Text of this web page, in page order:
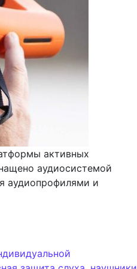
активных
аудиосистемой
аудиопрофилями и